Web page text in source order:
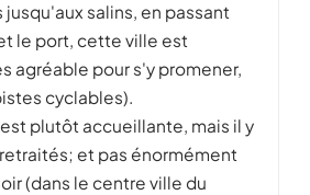
jusqu'aux salins, en passant
le port, cette ville est
agréable pour s'y promener,
cyclables).
plutôt accueillante, mais il y
et pas énormément
(dans le centre ville du